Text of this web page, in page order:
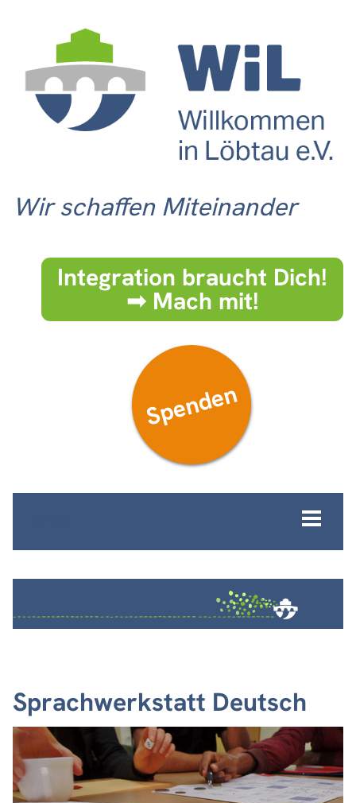
Wir schaffen Miteinander
Integration braucht Dich!
➟ Mach mit!
Spenden
Sprachwerkstatt Deutsch